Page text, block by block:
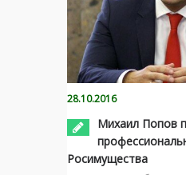
28.10.2016
Михаил Попов
Росимущества